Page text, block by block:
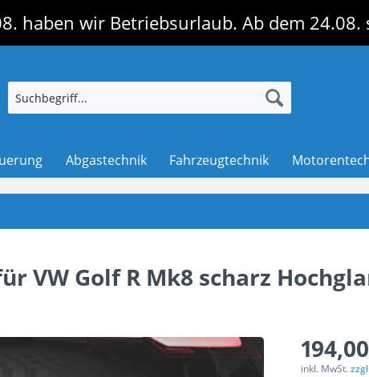
haben wir Betriebsurlaub. Ab dem
Abgastechnik Fahrzeugtechnik
VW Golf R Mk8 scharz
inkl. MwSt.